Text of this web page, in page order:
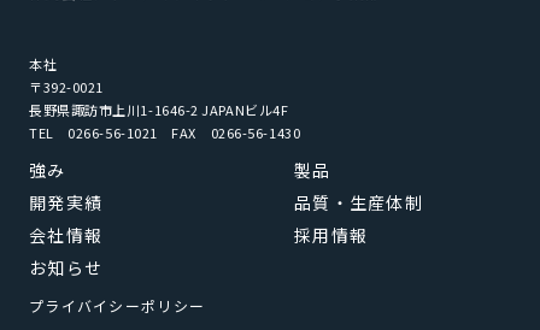
本社
〒392-0021
長野県諏訪市上川1-1646-2 JAPANビル4F
TEL 0266-56-1021 FAX 0266-56-1430
強み
製品
開発実績
品質・生産体制
会社情報
採用情報
お知らせ
プライバイシーポリシー